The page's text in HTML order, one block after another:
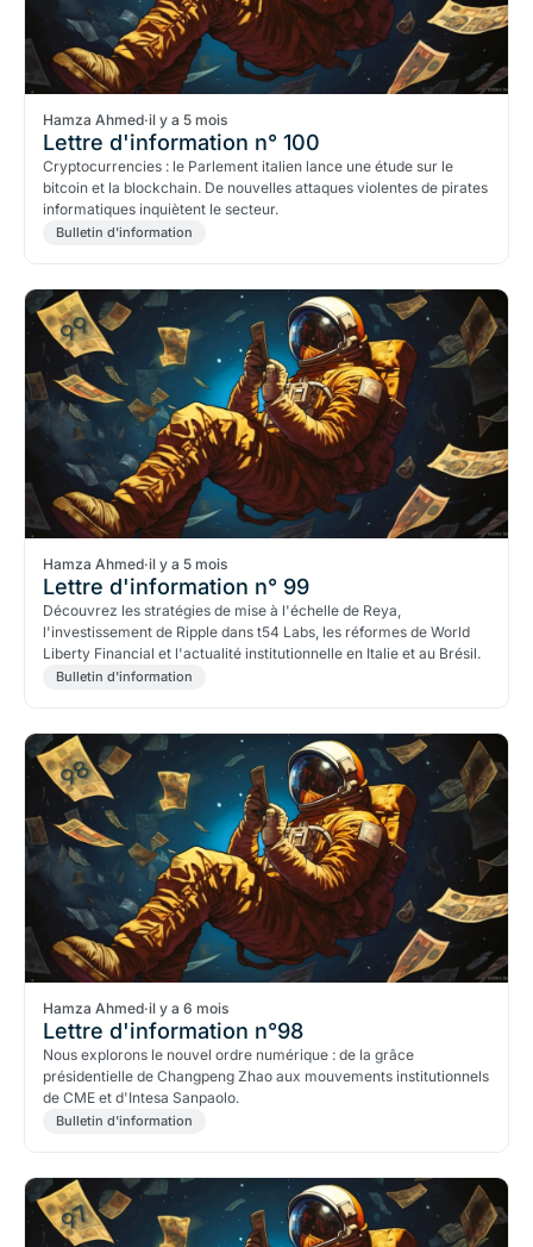
Hamza Ahmed·il y a 5 mois
Lettre d'information n° 100
Cryptocurrencies : le Parlement italien lance une étude sur le
bitcoin et la blockchain. De nouvelles attaques violentes de pirates
informatiques inquiètent le secteur.
Bulletin d'information
Hamza Ahmed·il y a 5 mois
Lettre d'information n° 99
Découvrez les stratégies de mise à l'échelle de Reya,
l'investissement de Ripple dans t54 Labs, les réformes de World
Liberty Financial et l'actualité institutionnelle en Italie et au Brésil.
Bulletin d'information
Hamza Ahmed·il y a 6 mois
Lettre d'information n°98
Nous explorons le nouvel ordre numérique : de la grâce
présidentielle de Changpeng Zhao aux mouvements institutionnels
de CME et d'Intesa Sanpaolo.
Bulletin d'information